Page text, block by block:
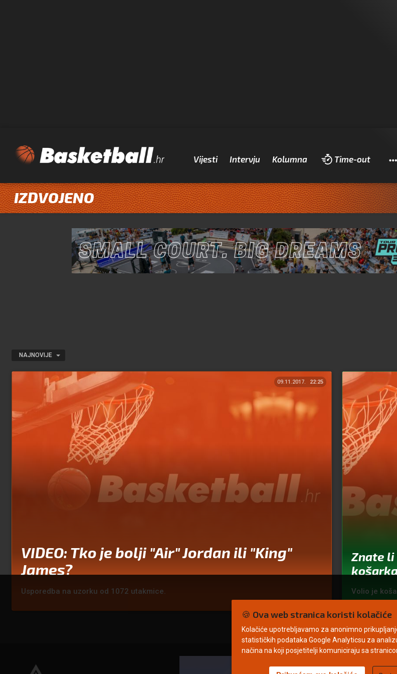
Vijesti Intervju Kolumna Time-out
IZDVOJENO
NAJNOVIJE
09.11.2017. 22:25
VIDEO: Tko je bolji "Air" Jordan ili "King"
James?
Usporedba na uzorku od 1072 utakmice.
Znate li
Volio je
🍪 Ova web stranica koristi kolačiće
Kolačiće upotrebljavamo za anonimno
statističkih podataka Google Analyticsu za
načina na koji posjetitelji komuniciraju sa